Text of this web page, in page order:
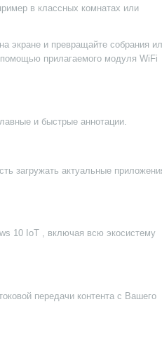
в классных комнатах или
экране и превращайте собрания
прилагаемого модуля WiFi
и быстрые аннотации.
загружать актуальные
10 IoT , включая всю экосистему
передачи контента с Вашего